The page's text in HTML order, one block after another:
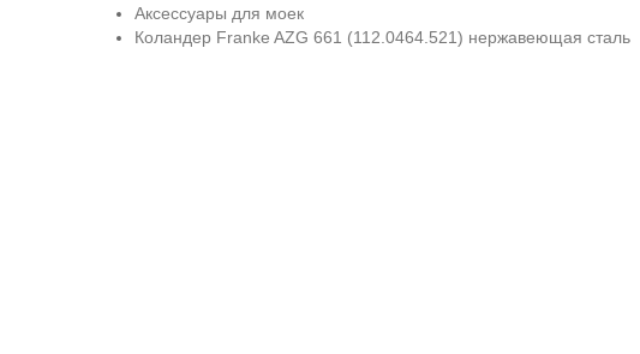
Аксессуары для моек
Коландер Franke AZG 661 (112.0464.521) нержавеющая сталь